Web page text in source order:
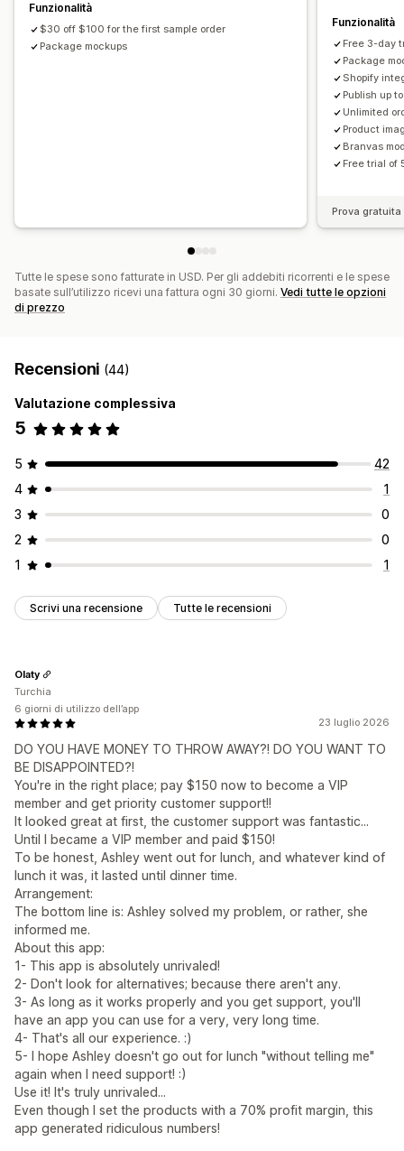
White label
Aggiornamenti in tempo reale
Monitoraggio degli ordini
Funzionalità
$30 off $100 for the first sample order
Package mockups
Funzionalità
Free 3-day
Package
Shopify
Publish up
Unlimited
Product
Branvas
Free trial of
Prova
Tutte le spese sono fatturate in USD. Per gli addebiti ricorrenti e le spese
basate sull’utilizzo ricevi una fattura ogni 30 giorni. Vedi tutte le opzioni
di prezzo
Recensioni (44)
Valutazione complessiva
5
5
42
4
1
3
0
2
0
1
1
Scrivi una recensione Tutte le recensioni
23 luglio 2026
DO YOU HAVE MONEY TO THROW AWAY?! DO YOU WANT TO
BE DISAPPOINTED?!
You're in the right place; pay $150 now to become a VIP
member and get priority customer support!!
It looked great at first, the customer support was fantastic...
Until I became a VIP member and paid $150!
To be honest, Ashley went out for lunch, and whatever kind of
lunch it was, it lasted until dinner time.
Arrangement:
The bottom line is: Ashley solved my problem, or rather, she
informed me.
About this app:
1- This app is absolutely unrivaled!
2- Don't look for alternatives; because there aren't any.
3- As long as it works properly and you get support, you'll
have an app you can use for a very, very long time.
4- That's all our experience. :)
5- I hope Ashley doesn't go out for lunch "without telling me"
again when I need support! :)
Use it! It's truly unrivaled...
Even though I set the products with a 70% profit margin, this
app generated ridiculous numbers!
Olaty
Turchia
6 giorni di utilizzo dell’app